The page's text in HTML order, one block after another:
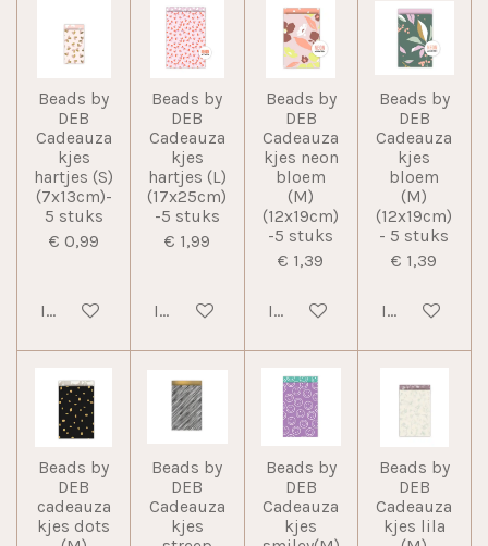
Beads by
DEB
Cadeauza
kjes
hartjes (S)
(7x13cm)-
5 stuks
€ 0,99
In winkelwagen
Beads by
DEB
Cadeauza
kjes
hartjes (L)
(17x25cm)
-5 stuks
€ 1,99
In winkelwagen
Beads by
DEB
Cadeauza
kjes neon
bloem
(M)
(12x19cm)
-5 stuks
€ 1,39
In winkelwagen
Beads by
DEB
Cadeauza
kjes
bloem
(M)
(12x19cm)
- 5 stuks
€ 1,39
In
Beads by
DEB
cadeauza
kjes dots
Beads by
DEB
Cadeauza
kjes
Beads by
DEB
Cadeauza
kjes
Beads by
DEB
Cadeauza
kjes lila